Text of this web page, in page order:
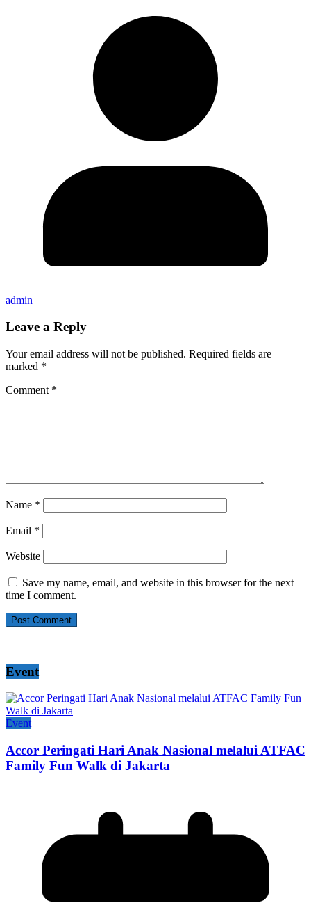
admin
Leave a Reply
Your email address will not be published. Required fields are
marked *
Comment *
Name *
Email *
Website
Save my name, email, and website in this browser for the next
time I comment.
Event
Event
Accor Peringati Hari Anak Nasional melalui ATFAC
Family Fun Walk di Jakarta